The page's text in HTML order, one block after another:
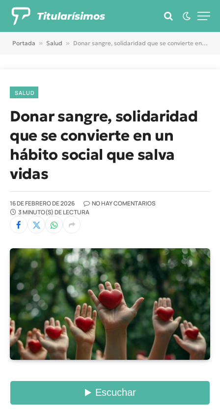
Titularísimos
Portada » Salud » Donar sangre, solidaridad que se convierte en un hábito social que salva vidas
SALUD
Donar sangre, solidaridad
que se convierte en un
hábito social que salva
vidas
16 DE FEBRERO DE 2026
NO HAY COMENTARIOS
3 MINUTO(S) DE LECTURA